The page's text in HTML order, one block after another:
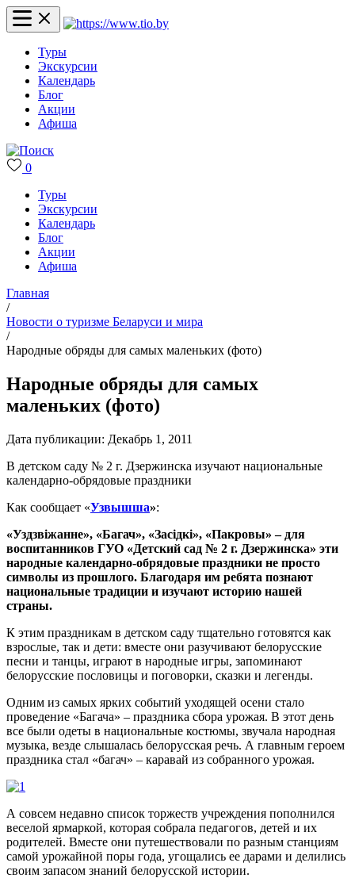
Туры
Экскурсии
Календарь
Блог
Акции
Афиша
0
Туры
Экскурсии
Календарь
Блог
Акции
Афиша
Главная
/
Новости о туризме Беларуси и мира
/
Народные обряды для самых маленьких (фото)
Народные обряды для самых
маленьких (фото)
Дата публикации: Декабрь 1, 2011
В детском саду № 2 г. Дзержинска изучают национальные
календарно-обрядовые праздники
Как сообщает «Узвышша»:
«Уздзвіжанне», «Багач», «Засідкі», «Пакровы» – для
воспитанников ГУО «Детский сад № 2 г. Дзержинска» эти
народные календарно-обрядовые праздники не просто
символы из прошлого. Благодаря им ребята познают
национальные традиции и изучают историю нашей
страны.
К этим праздникам в детском саду тщательно готовятся как
взрослые, так и дети: вместе они разучивают белорусские
песни и танцы, играют в народные игры, запоминают
белорусские пословицы и поговорки, сказки и легенды.
Одним из самых ярких событий уходящей осени стало
проведение «Багача» – праздника сбора урожая. В этот день
все были одеты в национальные костюмы, звучала народная
музыка, везде слышалась белорусская речь. А главным героем
праздника стал «багач» – каравай из собранного урожая.
А совсем недавно список торжеств учреждения пополнился
веселой ярмаркой, которая собрала педагогов, детей и их
родителей. Вместе они путешествовали по разным станциям
самой урожайной поры года, угощались ее дарами и делились
своим запасом знаний белорусской истории.